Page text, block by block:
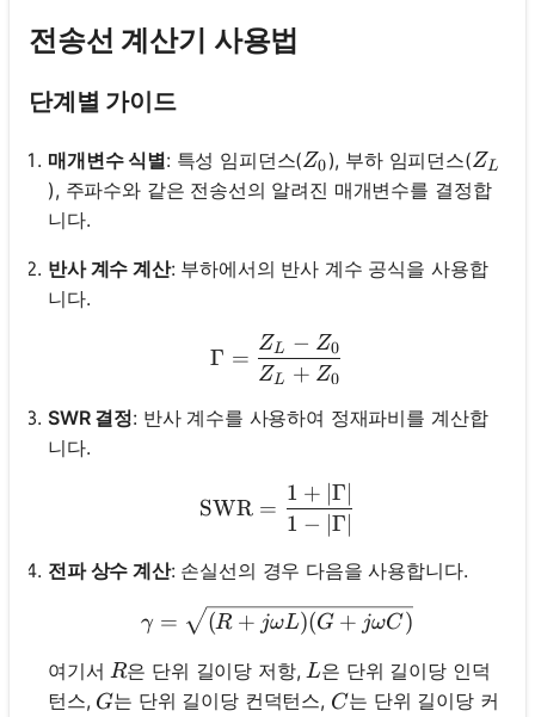
전송선 계산기 사용법
단계별 가이드
매개변수 식별: 특성 임피던스(Z_0
Z0), 부하 임피던스(Z_L
ZL
), 주파수와 같은 전송선의 알려진 매개변수를 결정합
니다.
반사 계수 계산: 부하에서의 반사 계수 공식을 사용합
니다.
\Gamma = \frac{Z_L -
Γ =
ZL + Z0
ZL − Z0
SWR 결정: 반사 계수를 사용하여 정재파비를 계산합
니다.
\text{SWR} = \frac{1 +
SWR =
1 − ∣Γ∣
1 + ∣Γ∣
전파 상수 계산: 손실선의 경우 다음을 사용합니다.
\gamma = \sqrt{(R +
γ = (R + jωL)(G + jωC)
여기서 R
R은 단위 길이당 저항, L
L은 단위 길이당 인덕
턴스, G
G는 단위 길이당 컨덕턴스, C
C는 단위 길이당 커